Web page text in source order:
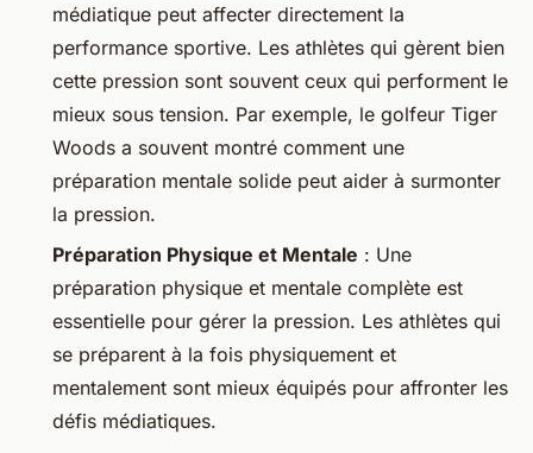
médiatique peut affecter directement la
performance sportive. Les athlètes qui gèrent bien
cette pression sont souvent ceux qui performent le
mieux sous tension. Par exemple, le golfeur Tiger
Woods a souvent montré comment une
préparation mentale solide peut aider à surmonter
la pression.
Préparation Physique et Mentale : Une
préparation physique et mentale complète est
essentielle pour gérer la pression. Les athlètes qui
se préparent à la fois physiquement et
mentalement sont mieux équipés pour affronter les
défis médiatiques.